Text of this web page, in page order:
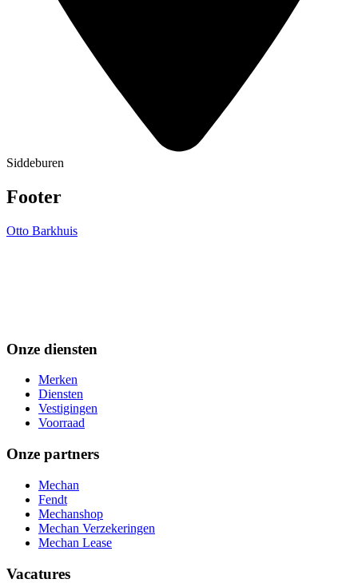
Siddeburen
Footer
Otto Barkhuis
Onze diensten
Merken
Diensten
Vestigingen
Voorraad
Onze partners
Mechan
Fendt
Mechanshop
Mechan Verzekeringen
Mechan Lease
Vacatures